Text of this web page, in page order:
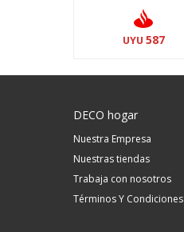
UYU 587
DECO hogar
Nuestra Empresa
Nuestras tiendas
Trabaja con nosotros
Términos Y Condiciones